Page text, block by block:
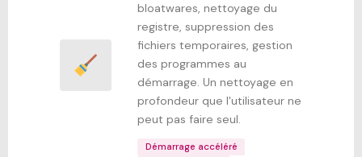
bloatwares, nettoyage du
registre, suppression des
fichiers temporaires, gestion
des programmes au
démarrage. Un nettoyage en
profondeur que l'utilisateur ne
peut pas faire seul.
Démarrage accéléré